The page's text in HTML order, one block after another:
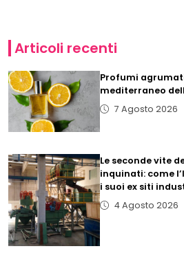
Articoli recenti
Profumi
mediterraneo
7 Agosto 2026
Le seconde vite
inquinati: come
i suoi ex siti
4 Agosto 2026